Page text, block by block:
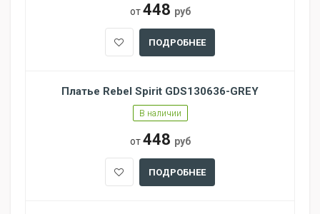
от448 руб
ПОДРОБНЕЕ
Платье Rebel Spirit GDS130636-GREY
В наличии
от448 руб
ПОДРОБНЕЕ